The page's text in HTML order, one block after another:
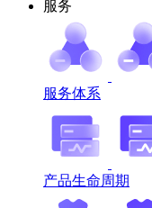
服务
服务体系
产品生命周期